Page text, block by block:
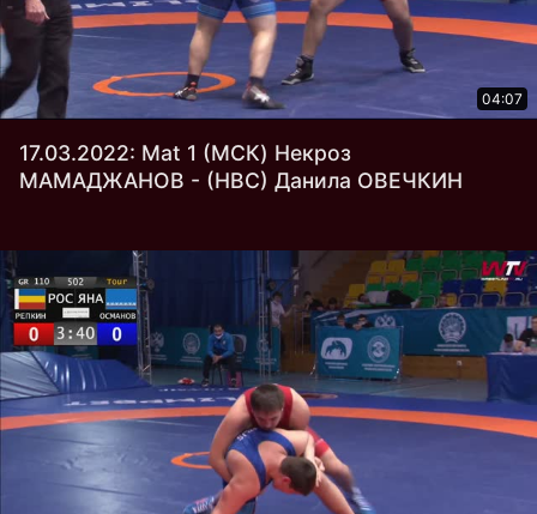
04:07
17.03.2022: Mat 1 (МСК) Некроз
МАМАДЖАНОВ - (НВС) Данила ОВЕЧКИН